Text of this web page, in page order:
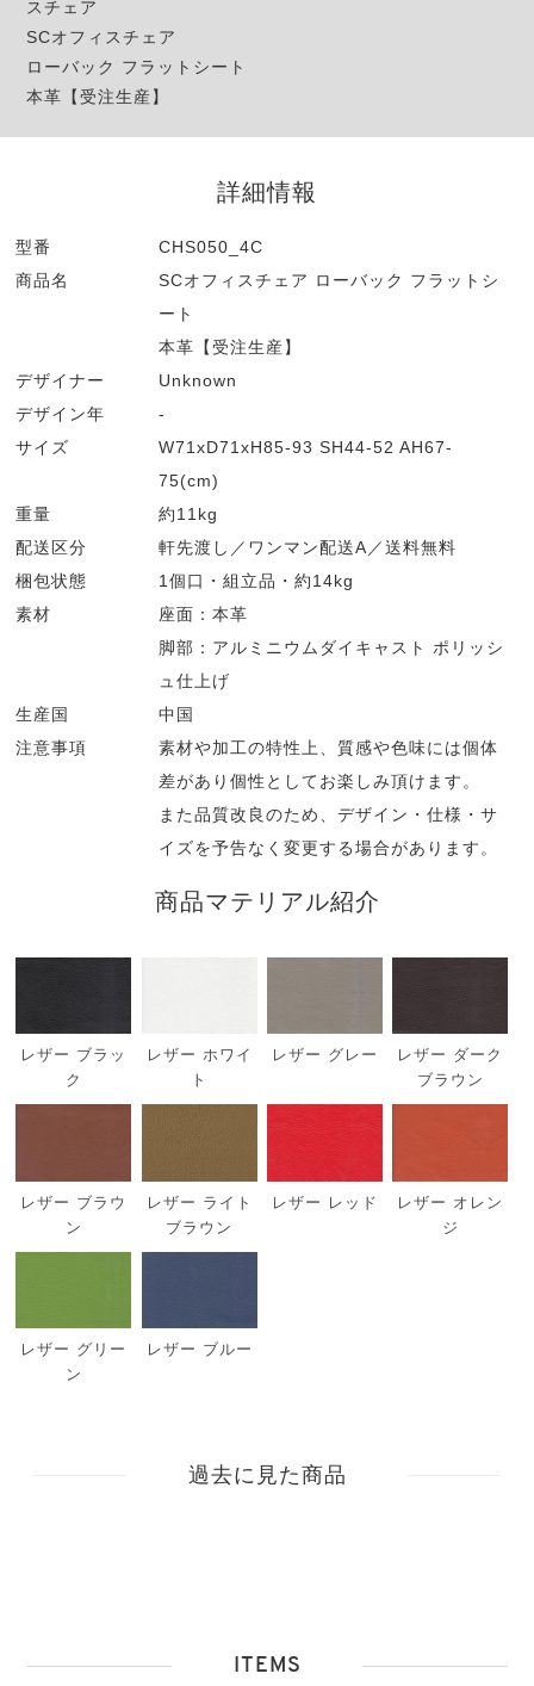
スチェア
SCオフィスチェア
ローバック フラットシート
本革【受注生産】
詳細情報
型番
CHS050_4C
商品名
SCオフィスチェア ローバック フラットシ
ート
本革【受注生産】
デザイナー
Unknown
デザイン年
-
サイズ
W71xD71xH85-93 SH44-52 AH67-
75(cm)
重量
約11kg
配送区分
軒先渡し／ワンマン配送A／送料無料
梱包状態
1個口・組立品・約14kg
素材
座面：本革
脚部：アルミニウムダイキャスト ポリッシ
ュ仕上げ
生産国
中国
注意事項
素材や加工の特性上、質感や色味には個体
差があり個性としてお楽しみ頂けます。
また品質改良のため、デザイン・仕様・サ
イズを予告なく変更する場合があります。
商品マテリアル紹介
レザー ブラッ
ク
レザー ホワイ
ト
レザー グレー
レザー ダーク
ブラウン
レザー ブラウ
ン
レザー ライト
ブラウン
レザー レッド
レザー オレン
ジ
レザー グリー
ン
レザー ブルー
過去に見た商品
ITEMS